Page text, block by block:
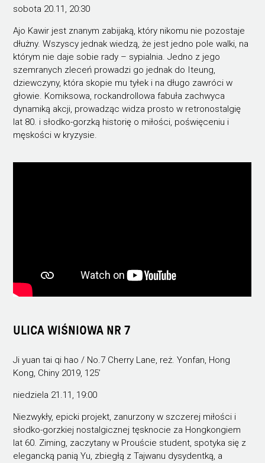
sobota 20.11, 20:30
Ajo Kawir jest znanym zabijaką, który nikomu nie pozostaje
dłużny. Wszyscy jednak wiedzą, że jest jedno pole walki, na
którym nie daje sobie rady – sypialnia. Jedno z jego
szemranych zleceń prowadzi go jednak do Iteung,
dziewczyny, która skopie mu tyłek i na długo zawróci w
głowie. Komiksowa, rockandrollowa fabuła zachwyca
dynamiką akcji, prowadząc widza prosto w retronostalgię
lat 80. i słodko-gorzką historię o miłości, poświęceniu i
męskości w kryzysie.
ULICA WIŚNIOWA NR 7
Ji yuan tai qi hao / No.7 Cherry Lane, reż. Yonfan, Hong
Kong, Chiny 2019, 125’
niedziela 21.11, 19:00
Niezwykły, epicki projekt, zanurzony w szczerej miłości i
słodko-gorzkiej nostalgicznej tęsknocie za Hongkongiem
lat 60. Ziming, zaczytany w Prouście student, spotyka się z
elegancką panią Yu, zbiegłą z Tajwanu dysydentką, a